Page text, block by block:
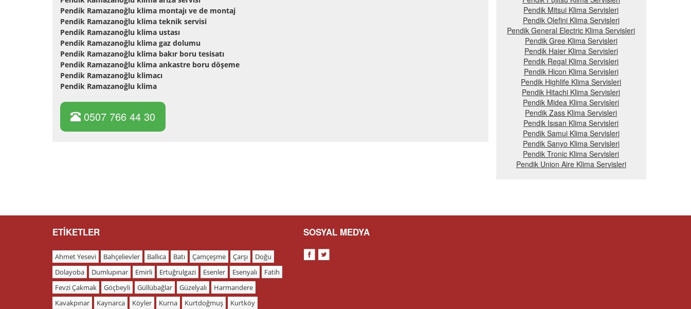
Pendik Ramazanoğlu klima montajı ve de montaj
Pendik Ramazanoğlu klima teknik servisi
Pendik Ramazanoğlu klima ustası
Pendik Ramazanoğlu klima gaz dolumu
Pendik Ramazanoğlu klima bakır boru tesisatı
Pendik Ramazanoğlu klima ankastre boru döşeme
Pendik Ramazanoğlu klimacı
Pendik Ramazanoğlu klima
0507 766 44 30
Pendik Mitsui Klima Servisleri
Pendik Olefini Klima Servisleri
Pendik General Electric Klima Servisleri
Pendik Gree Klima Servisleri
Pendik Haier Klima Servisleri
Pendik Regal Klima Servisleri
Pendik Hicon Klima Servisleri
Pendik Highlife Klima Servisleri
Pendik Hitachi Klima Servisleri
Pendik Midea Klima Servisleri
Pendik Zass Klima Servisleri
Pendik Isısan Klima Servisleri
Pendik Samui Klima Servisleri
Pendik Sanyo Klima Servisleri
Pendik Tronic Klima Servisleri
Pendik Union Aire Klima Servisleri
ETİKETLER
Ahmet Yesevi Bahçelievler Ballıca Batı Çamçeşme Çarşı
Doğu
Dolayoba
Dumlupınar Emirli Ertuğrulgazi Esenler Esenyalı
Fatih
Fevzi Çakmak
Göçbeyli Güllübağlar Güzelyalı
Harmandere
Kavakpınar
Kaynarca Köyler Kurna Kurtdoğmuş Kurtköy
SOSYAL MEDYA